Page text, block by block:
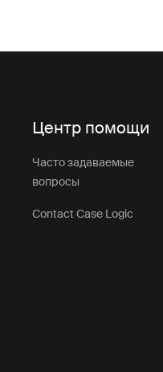
Центр помощи
Часто задаваемые
вопросы
Contact Case Logic